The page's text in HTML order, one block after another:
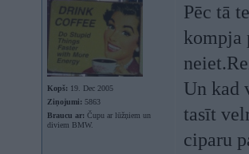
Kopš: 19. Dec 2005
Ziņojumi: 5863
Braucu ar: Čupu ar lūžņiem un
diviem BMW.
Pēc tā
kompja
Un kad
tasīt
ciparu